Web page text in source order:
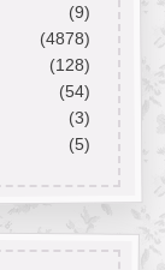
(9)
(4878)
(128)
(54)
(3)
(5)